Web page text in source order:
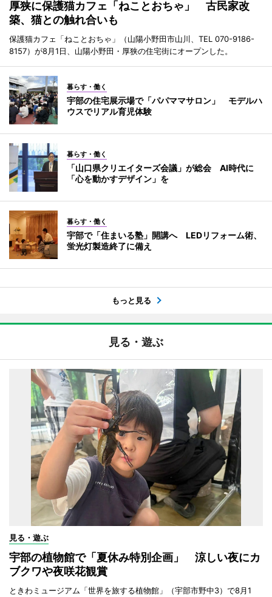
厚狭に保護猫カフェ「ねことおちゃ」 古民家改
築、猫との触れ合いも
保護猫カフェ「ねことおちゃ」（山陽小野田市山川、TEL 070-9186-
8157）が8月1日、山陽小野田・厚狭の住宅街にオープンした。
暮らす・働く
宇部の住宅展示場で「パパママサロン」 モデルハ
ウスでリアル育児体験
暮らす・働く
「山口県クリエイターズ会議」が総会 AI時代に
「心を動かすデザイン」を
暮らす・働く
宇部で「住まいる塾」開講へ LEDリフォーム術、
蛍光灯製造終了に備え
もっと見る
見る・遊ぶ
見る・遊ぶ
宇部の植物館で「夏休み特別企画」 涼しい夜にカ
ブクワや夜咲花観賞
ときわミュージアム「世界を旅する植物館」（宇部市野中3）で8月1